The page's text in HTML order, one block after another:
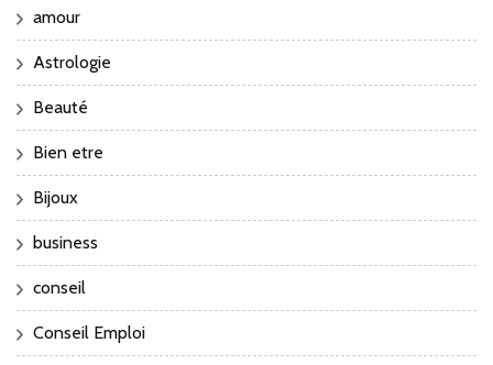
amour
Astrologie
Beauté
Bien etre
Bijoux
business
conseil
Conseil Emploi